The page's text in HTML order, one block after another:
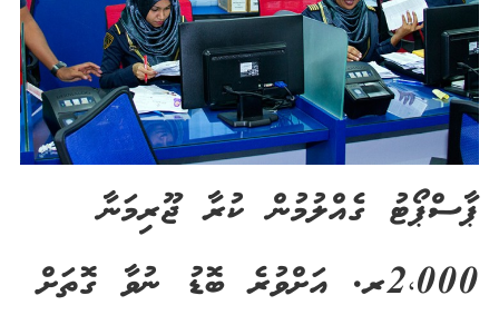
ޕާސްޕޯޓު ގެއްލުމުން ކުރާ ޖޫރިމަނާ
2،000ރ. އަށްވުރެ ބޮޑު ނުވާ ގޮތަށް